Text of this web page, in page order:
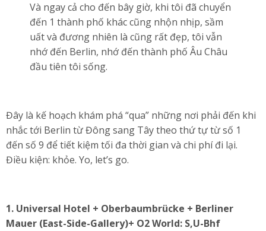
Và ngay cả cho đến bây giờ, khi tôi đã chuyển
đến 1 thành phố khác cũng nhộn nhịp, sầm
uất và đương nhiên là cũng rất đẹp, tôi vẫn
nhớ đến Berlin, nhớ đến thành phố Âu Châu
đầu tiên tôi sống.
Đây là kế hoạch khám phá “qua” những nơi phải đến khi
nhắc tới Berlin từ Đông sang Tây theo thứ tự từ số 1
đến số 9 để tiết kiệm tối đa thời gian và chi phí đi lại.
Điều kiện: khỏe. Yo, let’s go.
1. Universal Hotel + Oberbaumbrücke + Berliner
Mauer (East-Side-Gallery)+ O2 World: S,U-Bhf